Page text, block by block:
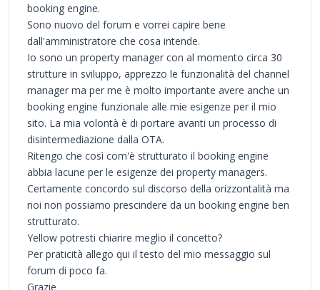
booking engine.
Sono nuovo del forum e vorrei capire bene
dall'amministratore che cosa intende.
Io sono un property manager con al momento circa 30
strutture in sviluppo, apprezzo le funzionalità del channel
manager ma per me è molto importante avere anche un
booking engine funzionale alle mie esigenze per il mio
sito. La mia volontà è di portare avanti un processo di
disintermediazione dalla OTA.
Ritengo che così com'è strutturato il booking engine
abbia lacune per le esigenze dei property managers.
Certamente concordo sul discorso della orizzontalità ma
noi non possiamo prescindere da un booking engine ben
strutturato.
Yellow potresti chiarire meglio il concetto?
Per praticità allego qui il testo del mio messaggio sul
forum di poco fa.
Grazie